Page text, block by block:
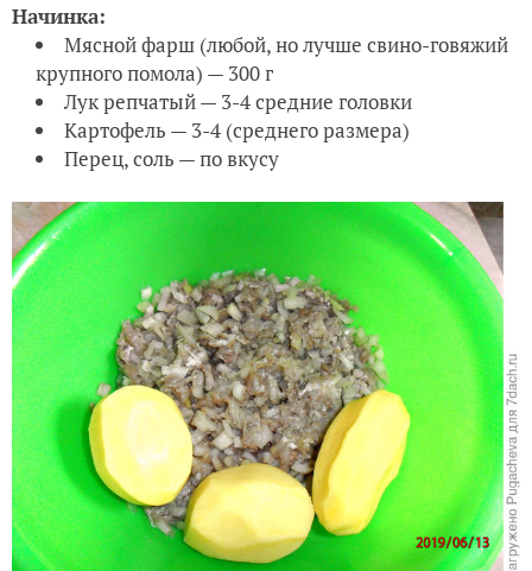
Начинка:
Мясной фарш (любой, но лучше свино-говяжий
крупного помола) — 300 г
Лук репчатый — 3-4 средние головки
Картофель — 3-4 (среднего размера)
Перец, соль — по вкусу